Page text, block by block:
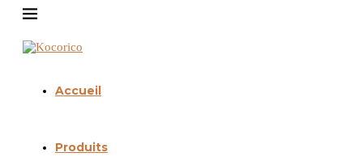
Accueil
Produits